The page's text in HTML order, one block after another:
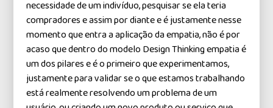
necessidade de um indivíduo, pesquisar se ela teria
compradores e assim por diante e é justamente nesse
momento que entra a aplicação da empatia, não é por
acaso que dentro do modelo Design Thinking empatia é
um dos pilares e é o primeiro que experimentamos,
justamente para validar se o que estamos trabalhando
está realmente resolvendo um problema de um